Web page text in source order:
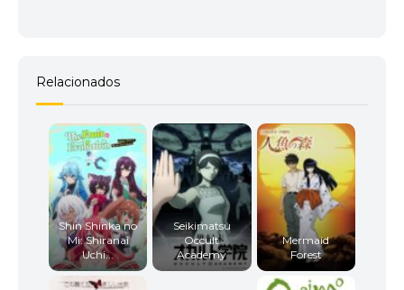
Relacionados
Shin Shinka no
Mi: Shiranai
Uchi...
Seikimatsu
Occult
Academy
Mermaid
Forest